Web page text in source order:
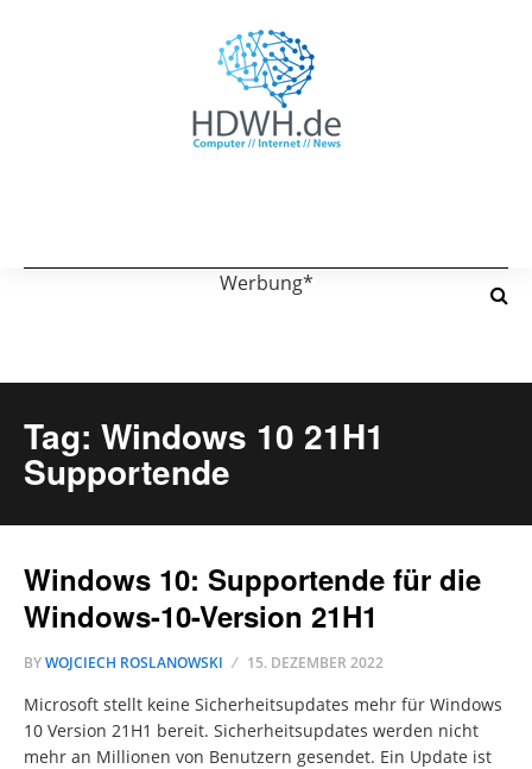
Werbung*
Tag: Windows 10 21H1
Supportende
Windows 10: Supportende für die
Windows-10-Version 21H1
BYWOJCIECH ROSLANOWSKI 15. DEZEMBER 2022
Microsoft stellt keine Sicherheitsupdates mehr für Windows
10 Version 21H1 bereit. Sicherheitsupdates werden nicht
mehr an Millionen von Benutzern gesendet. Ein Update ist